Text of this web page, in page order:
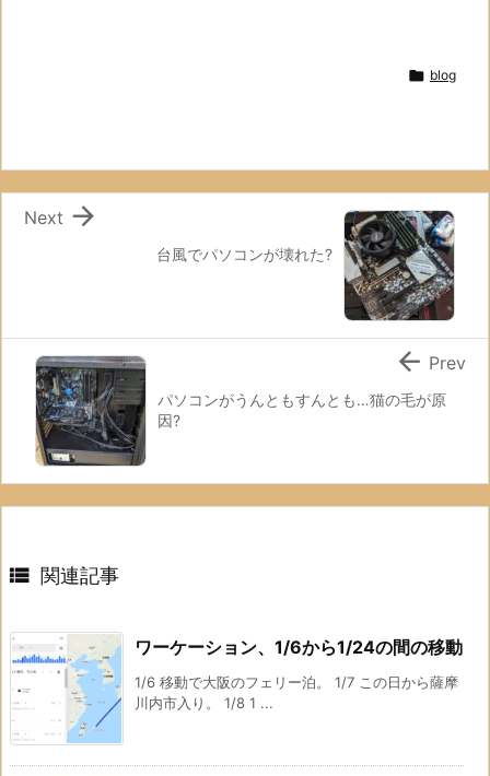
 blog
台風でパソコンが壊れた?

Next
パソコンがうんともすんとも…猫の毛が原
因?
 Prev
 関連記事
ワーケーション、1/6から1/24の間の移動
1/6 移動で大阪のフェリー泊。 1/7 この日から薩摩
川内市入り。 1/8 1 ...